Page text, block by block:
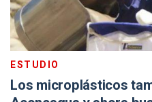
ESTUDIO
Los microplásticos